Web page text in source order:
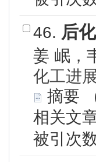
46. 后
姜 岷，
化工进
摘要
相关文
被引次